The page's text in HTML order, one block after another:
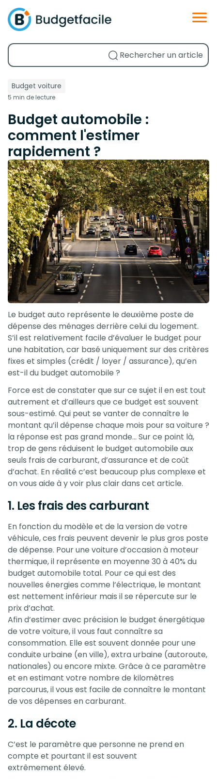
Budget voiture
5 min de lecture
Budget automobile :
comment l'estimer
rapidement ?
Le budget auto représente le deuxième poste de
dépense des ménages derrière celui du logement.
S’il est relativement facile d’évaluer le budget pour
une habitation, car basé uniquement sur des critères
fixes et simples (crédit / loyer / assurance), qu’en
est-il du budget automobile ?
Force est de constater que sur ce sujet il en est tout
autrement et d’ailleurs que ce budget est souvent
sous-estimé. Qui peut se vanter de connaître le
montant qu’il dépense chaque mois pour sa voiture ?
la réponse est pas grand monde… Sur ce point là,
trop de gens réduisent le budget automobile aux
seuls frais de carburant, d’assurance et de coût
d’achat. En réalité c’est beaucoup plus complexe et
on vous aide à y voir plus clair dans cet article.
1. Les frais des carburant
En fonction du modèle et de la version de votre
véhicule, ces frais peuvent devenir le plus gros poste
de dépense. Pour une voiture d’occasion à moteur
thermique, il représente en moyenne 30 à 40% du
budget automobile total. Pour ce qui est des
nouvelles énergies comme l’électrique, le montant
est nettement inférieur mais il se répercute sur le
prix d’achat.
Afin d’estimer avec précision le budget énergétique
de votre voiture, il vous faut connaître sa
consommation. Elle est souvent donnée pour une
conduite urbaine (en ville), extra urbaine (autoroute,
nationales) ou encore mixte. Grâce à ce paramètre
et en estimant votre nombre de kilomètres
parcourus, il vous est facile de connaître le montant
de vos dépenses en carburant.
2. La décote
C’est le paramètre que personne ne prend en
compte et pourtant il est souvent
extrêmement élevé.